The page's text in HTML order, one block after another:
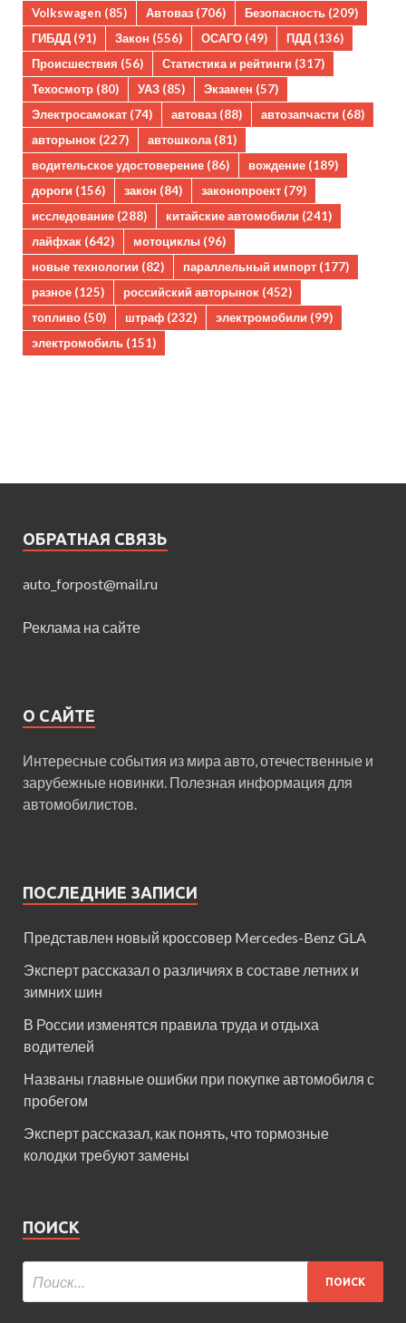
Volkswagen (85) Автоваз (706) Безопасность (209)
ГИБДД (91) Закон (556) ОСАГО (49) ПДД (136)
Происшествия (56) Статистика и рейтинги (317)
Техосмотр (80) УАЗ (85) Экзамен (57)
Электросамокат (74) автоваз (88) автозапчасти (68)
авторынок (227) автошкола(81)
водительское удостоверение (86) вождение (189)
дороги (156) закон (84) законопроект (79)
исследование (288) китайские автомобили (241)
лайфхак (642) мотоциклы (96)
новые технологии (82) параллельный импорт (177)
разное (125) российский авторынок (452)
топливо (50) штраф (232) электромобили (99)
электромобиль (151)
ОБРАТНАЯ СВЯЗЬ
auto_forpost@mail.ru
Реклама на сайте
О САЙТЕ
Интересные события из мира авто, отечественные и
зарубежные новинки. Полезная информация для
автомобилистов.
ПОСЛЕДНИЕ ЗАПИСИ
Представлен новый кроссовер Mercedes-Benz GLA
Эксперт рассказал о различиях в составе летних и
зимних шин
В России изменятся правила труда и отдыха
водителей
Названы главные ошибки при покупке автомобиля с
пробегом
Эксперт рассказал, как понять, что тормозные
колодки требуют замены
ПОИСК